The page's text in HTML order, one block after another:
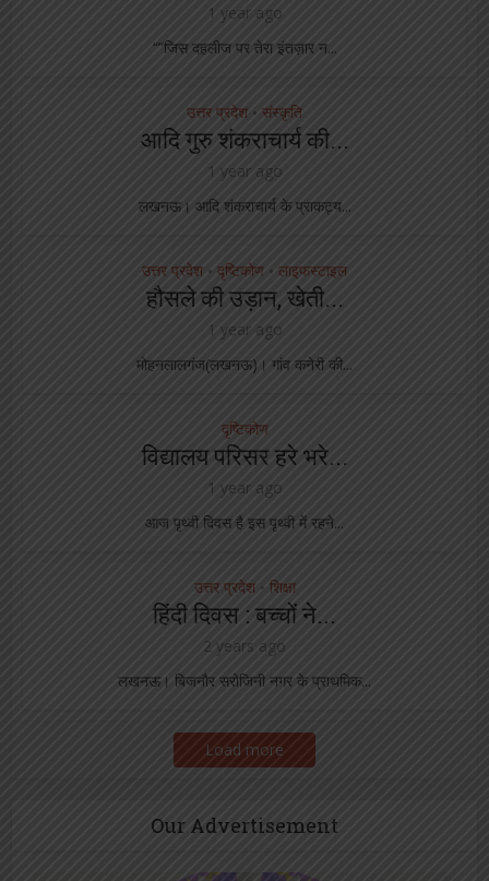
1 year ago
“”जिस दहलीज पर तेरा इंतज़ार न...
उत्तर प्रदेश • संस्कृति
आदि गुरु शंकराचार्य की...
1 year ago
लखनऊ। आदि शंकराचार्य के प्राकट्य...
उत्तर प्रदेश • दृष्टिकोण • लाइफस्टाइल
हौसले की उड़ान, खेती...
1 year ago
मोहनलालगंज(लखनऊ)। गांव कनेरी की...
दृष्टिकोण
विद्यालय परिसर हरे भरे...
1 year ago
आज पृथ्वी दिवस है इस पृथ्वी में रहने...
उत्तर प्रदेश • शिक्षा
हिंदी दिवस : बच्चों ने...
2 years ago
लखनऊ। बिजनौर सरोजिनी नगर के प्राथमिक...
Load more
Our Advertisement